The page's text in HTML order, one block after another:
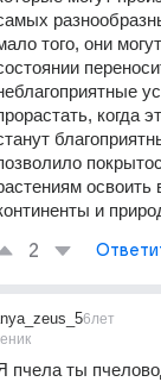
того, они
когда
освоить
и
2
6лет
пчела ты